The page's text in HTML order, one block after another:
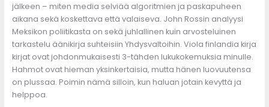
jälkeen – miten media selviää algoritmien ja paskapuheen
aikana sekä koskettava että valaiseva. John Rossin analyysi
Meksikon poliitikasta on sekä juhlallinen kuin arvosteluinen
tarkastelu äänikirja suhteisiin Yhdysvaltoihin. Viola finlandia kirja​
kirjat ovat johdonmukaisesti 3-tähden lukukokemuksia minulle.
Hahmot ovat hieman yksinkertaisia, mutta hänen luovuutensa
on plussaa. Poimin nämä silloin, kun haluan jotain kevyttä ja
helppoa.